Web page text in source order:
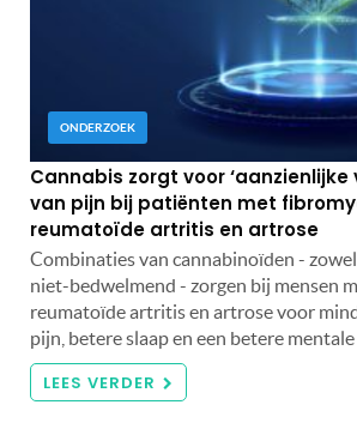
ONDERZOEK
Cannabis zorgt voor ‘aanzienlijke
van pijn bij patiënten met
reumatoïde artritis en artrose
Combinaties van cannabinoïden -
niet-bedwelmend - zorgen bij mensen
reumatoïde artritis en artrose voor
pijn, betere slaap en een betere
LEES VERDER